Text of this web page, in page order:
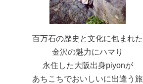
百万石の歴史と文化に包まれた
金沢の魅力にハマり
永住した大阪出身piyonが
あちこちでおいしいに出逢う旅